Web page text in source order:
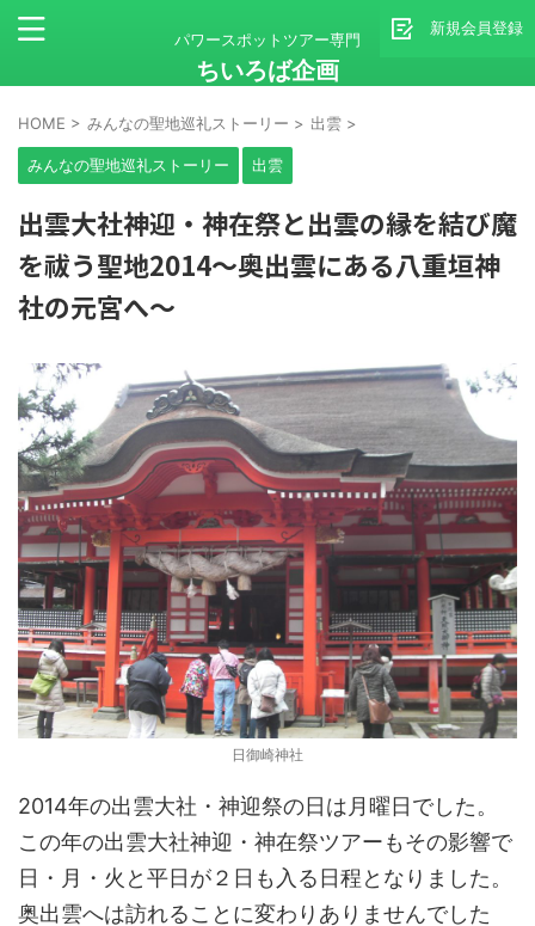
新規会員登録
パワースポットツアー専門
ちいろば企画
HOME > みんなの聖地巡礼ストーリー > 出雲 >
みんなの聖地巡礼ストーリー 出雲
出雲大社神迎・神在祭と出雲の縁を結び魔
を祓う聖地2014～奥出雲にある八重垣神
社の元宮へ～
日御崎神社
2014年の出雲大社・神迎祭の日は月曜日でした。
この年の出雲大社神迎・神在祭ツアーもその影響で
日・月・火と平日が２日も入る日程となりました。
奥出雲へは訪れることに変わりありませんでした